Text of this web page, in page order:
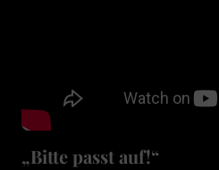
„Bitte passt auf!“